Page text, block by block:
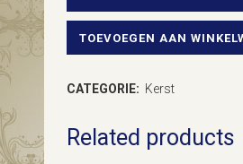
Oude
dubbele
TOEVOEGEN AAN
CATEGORIE: Kerst
Related products